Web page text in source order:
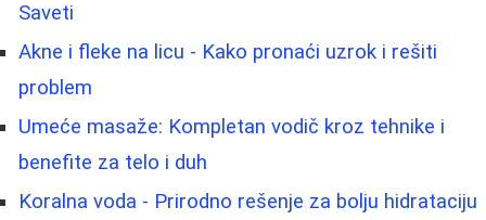
Saveti
Akne i fleke na licu - Kako pronaći uzrok i rešiti
problem
Umeće masaže: Kompletan vodič kroz tehnike i
benefite za telo i duh
Koralna voda - Prirodno rešenje za bolju hidrataciju